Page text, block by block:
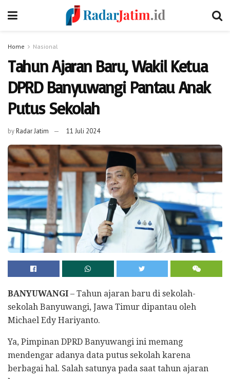
Home Nasional
Tahun Ajaran Baru, Wakil Ketua
DPRD Banyuwangi Pantau Anak
Putus Sekolah
byRadar Jatim 11 Juli 2024
BANYUWANGI – Tahun ajaran baru di sekolah-
sekolah Banyuwangi, Jawa Timur dipantau oleh
Michael Edy Hariyanto.
Ya, Pimpinan DPRD Banyuwangi ini memang
mendengar adanya data putus sekolah karena
berbagai hal. Salah satunya pada saat tahun ajaran